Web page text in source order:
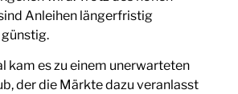
Anleihen längerfristig
kam es zu einem unerwarteten
der die Märkte dazu veranlasst